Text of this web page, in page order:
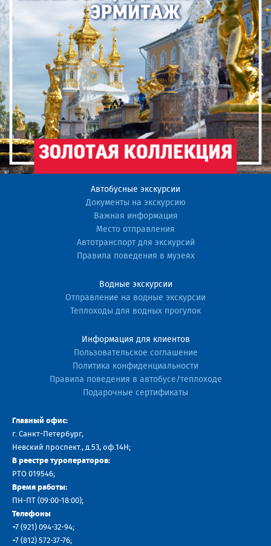
Автобусные экскурсии
Документы на экскурсию
Важная информация
Место отправления
Автотранспорт для экскурсий
Правила поведения в музеях
Водные экскурсии
Отправление на водные экскурсии
Теплоходы для водных прогулок
Информация для клиентов
Пользовательское соглашение
Политика конфиденциальности
Правила поведения в автобусе/теплоходе
Подарочные сертификаты
Главный офис:
г. Санкт-Петербург,
Невский проспект., д.53, оф.14H;
В реестре туроператоров:
РТО 019546;
Время работы:
ПН-ПТ (09:00-18:00);
Телефоны
+7 (921) 094-32-94;
+7 (812) 572-37-76;